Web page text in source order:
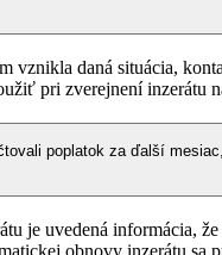
vznikla daná situácia,
pri zverejnení inzerátu
poplatok za ďalší
je uvedená informácia,